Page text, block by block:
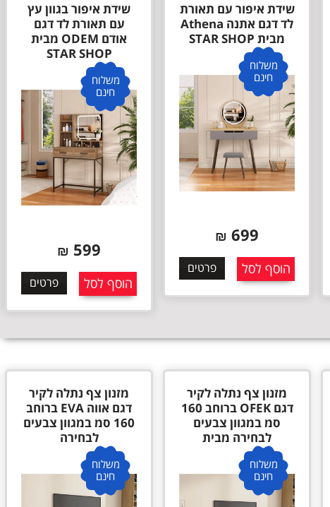
שידת איפור בגוון עץ
עם תאורת לד דגם
אודם ODEM מבית
STAR SHOP
משלוח
חינם
הוסף לסל פרטים
שידת איפור בגוון לבן
עם תאורת לד דגם
אודם ODEM מבית
STAR SHOP
משלוח
חינם
599
₪
הוסף לסל פרטים
מזנון צף נתלה לקיר
דגם אווה EVA ברוחב
160 סמ במגוון צבעים
לבחירה
משלוח
חינם
מזנון צף נתלה לקיר
דגם אלונה ALONA
ברוחב 180 סמ במגוון
צבעים לבחירה
משלוח
חינם